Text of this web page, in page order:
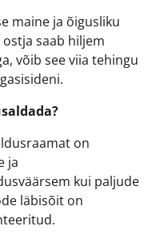
maine ja õigusliku
saab hiljem
võib see viia tehingu
on
ja
kui paljude
läbisõit on